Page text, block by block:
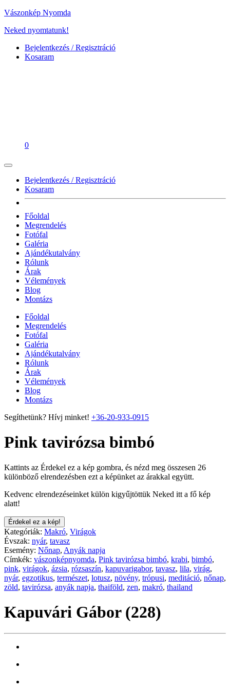
Vászonkép Nyomda
Neked nyomtatunk!
Bejelentkezés / Regisztráció
Kosaram
0
Bejelentkezés / Regisztráció
Kosaram
Főoldal
Megrendelés
Fotófal
Galéria
Ajándékutalvány
Rólunk
Árak
Vélemények
Blog
Montázs
Főoldal
Megrendelés
Fotófal
Galéria
Ajándékutalvány
Rólunk
Árak
Vélemények
Blog
Montázs
Segíthetünk? Hívj minket! +36-20-933-0915
Pink tavirózsa bimbó
Kattints az Érdekel ez a kép gombra, és nézd meg összesen 26
különböző elrendezésben ezt a képünket az árakkal együtt.
Kedvenc elrendezéseinket külön kigyűjtöttük Neked itt a fő kép
alatt!
Érdekel ez a kép!
Kategóriák: Makró, Virágok
Évszak: nyár, tavasz
Esemény: Nőnap, Anyák napja
Címkék: vászonképnyomda, Pink tavirózsa bimbó, krabi, bimbó,
pink, virágok, ázsia, rózsaszín, kapuvarigabor, tavasz, lila, virág,
nyár, egzotikus, természet, lotusz, növény, trópusi, meditáció, nőnap,
zöld, tavirózsa, anyák napja, thaiföld, zen, makró, thailand
Kapuvári Gábor (228)